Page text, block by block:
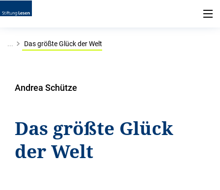
... Das größte Glück der Welt
Andrea Schütze
Das größte Glück
der Welt